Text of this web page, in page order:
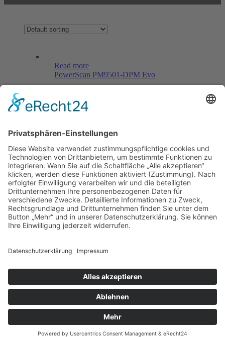
Read more
PowerScan PM9501-DPM Evo
Menü
Home
Kontakt
AGB
Datenschutzerklärung
Impressum
Anschrift
BSI Vertriebs GmbH
Telefax: 004961521873727
E-Mail: info@bsivertrieb.de